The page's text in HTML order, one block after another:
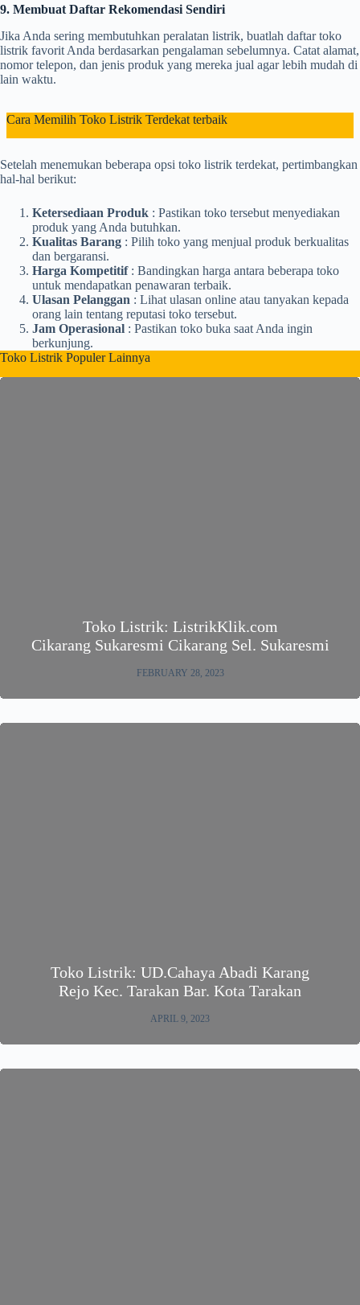
9. Membuat Daftar Rekomendasi Sendiri
Jika Anda sering membutuhkan peralatan listrik, buatlah daftar toko
listrik favorit Anda berdasarkan pengalaman sebelumnya. Catat alamat,
nomor telepon, dan jenis produk yang mereka jual agar lebih mudah di
lain waktu.
Cara Memilih Toko Listrik Terdekat terbaik
Setelah menemukan beberapa opsi toko listrik terdekat, pertimbangkan
hal-hal berikut:
Ketersediaan Produk : Pastikan toko tersebut menyediakan
produk yang Anda butuhkan.
Kualitas Barang : Pilih toko yang menjual produk berkualitas
dan bergaransi.
Harga Kompetitif : Bandingkan harga antara beberapa toko
untuk mendapatkan penawaran terbaik.
Ulasan Pelanggan : Lihat ulasan online atau tanyakan kepada
orang lain tentang reputasi toko tersebut.
Jam Operasional : Pastikan toko buka saat Anda ingin
berkunjung.
Toko Listrik Populer Lainnya
Toko Listrik: ListrikKlik.com
Cikarang Sukaresmi Cikarang Sel. Sukaresmi
FEBRUARY 28, 2023
Toko Listrik: UD.Cahaya Abadi Karang
Rejo Kec. Tarakan Bar. Kota Tarakan
APRIL 9, 2023